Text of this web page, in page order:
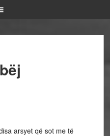
arsyet që sot me të